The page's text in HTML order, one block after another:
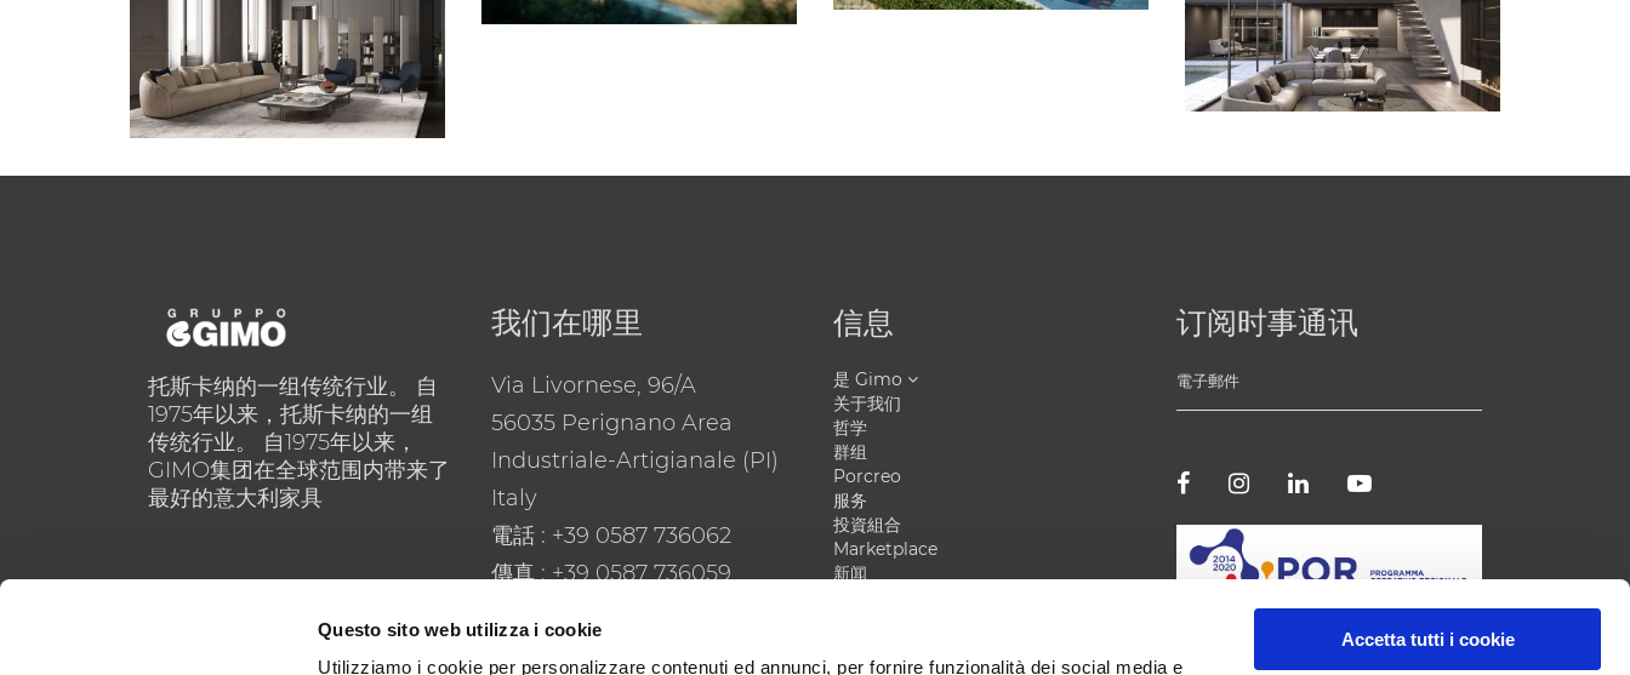
Questo sito web utilizza i cookie
Utilizziamo i cookie per personalizzare contenuti ed annunci, per fornire funzionalità dei social media e
Accetta tutti i cookie
托斯卡纳的一组传统行业。 自
1975年以来，托斯卡纳的一组
传统行业。 自1975年以来，
GIMO集团在全球范围内带来了
最好的意大利家具
我们在哪里
Via Livornese, 96/A
56035 Perignano Area
Industriale-Artigianale (PI)
Italy
電話 : +39 0587 736062
傳真 : +39 0587 736059
信息
是 Gimo
关于我们
哲学
群组
Porcreo
服务
投資組合
Marketplace
新闻
订阅时事通讯